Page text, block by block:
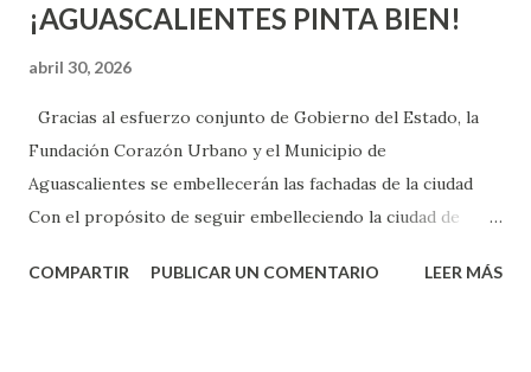
¡AGUASCALIENTES PINTA BIEN!
abril 30, 2026
Gracias al esfuerzo conjunto de Gobierno del Estado, la
Fundación Corazón Urbano y el Municipio de
Aguascalientes se embellecerán las fachadas de la ciudad
Con el propósito de seguir embelleciendo la ciudad de
municipal, Leo Montañez dio inicio al programa
COMPARTIR PUBLICAR UN COMENTARIO LEER MÁS